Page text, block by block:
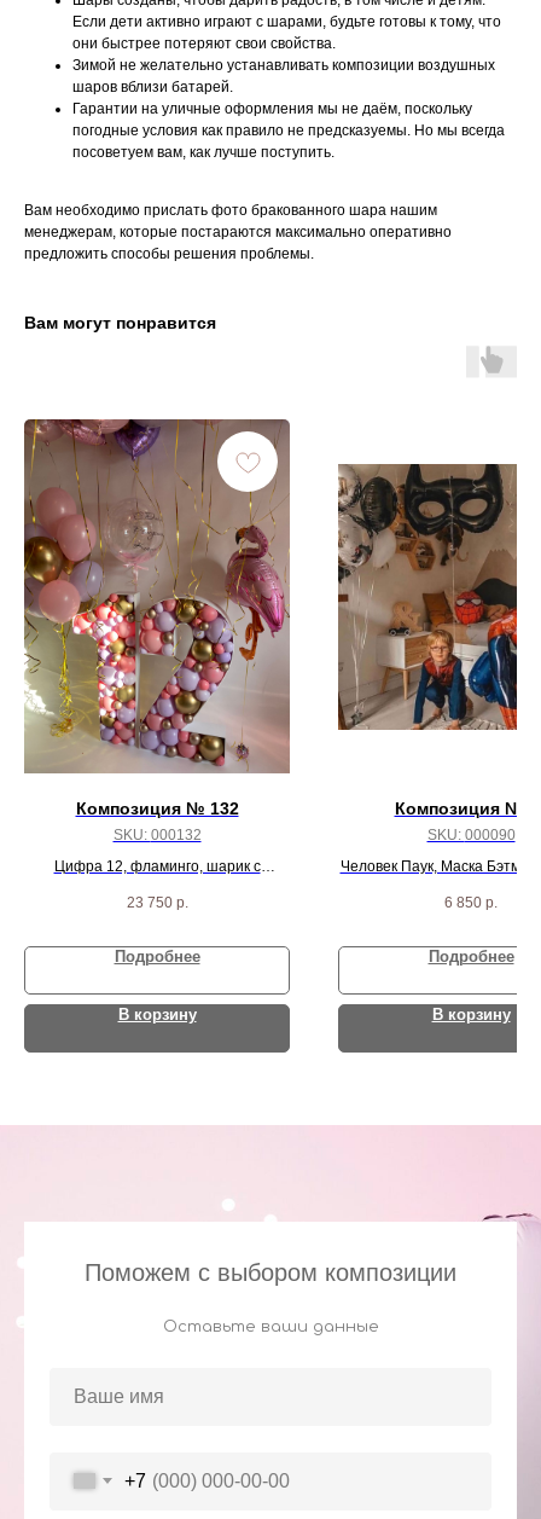
Если дети активно играют с шарами, будьте готовы к тому, что
они быстрее потеряют свои свойства.
Зимой не желательно устанавливать композиции воздушных
шаров вблизи батарей.
Гарантии на уличные оформления мы не даём, поскольку
погодные условия как правило не предсказуемы. Но мы всегда
посоветуем вам, как лучше поступить.
Вам необходимо прислать фото бракованного шара нашим
менеджерам, которые постараются максимально оперативно
предложить способы решения проблемы.
Вам могут понравится
Композиция № 132
SKU: 000132
Цифра 12, фламинго, шарик с
23 750 р.
Подробнее
В корзину
Композиция №
SKU: 000090
Человек Паук, Маска
6 850 р.
Подробнее
В корзину
Поможем с выбором композиции
Оставьте ваши данные
+7